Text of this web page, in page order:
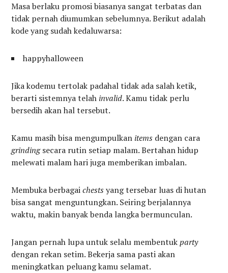
Masa berlaku promosi biasanya sangat terbatas dan
tidak pernah diumumkan sebelumnya. Berikut adalah
kode yang sudah kedaluwarsa:
happyhalloween
Jika kodemu tertolak padahal tidak ada salah ketik,
berarti sistemnya telah invalid. Kamu tidak perlu
bersedih akan hal tersebut.
Kamu masih bisa mengumpulkan items dengan cara
grindingsecara rutin setiap malam. Bertahan hidup
melewati malam hari juga memberikan imbalan.
Membuka berbagaichests yang tersebar luas di hutan
bisa sangat menguntungkan. Seiring berjalannya
waktu, makin banyak benda langka bermunculan.
Jangan pernah lupa untuk selalu membentukparty
dengan rekan setim. Bekerja sama pasti akan
meningkatkan peluang kamu selamat.